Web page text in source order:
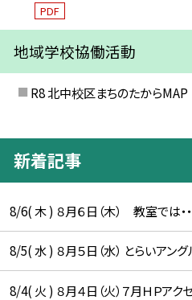
PDF
地域学校協働活動
R8 北中校区まちのたからMAP
新着記事
8/6( 木 ) ８月６日（木） 教室では・・
8/5( 水 ) ８月５日（水） とらいアン
8/4( 火 ) ８月４日（火）７月ＨＰアク